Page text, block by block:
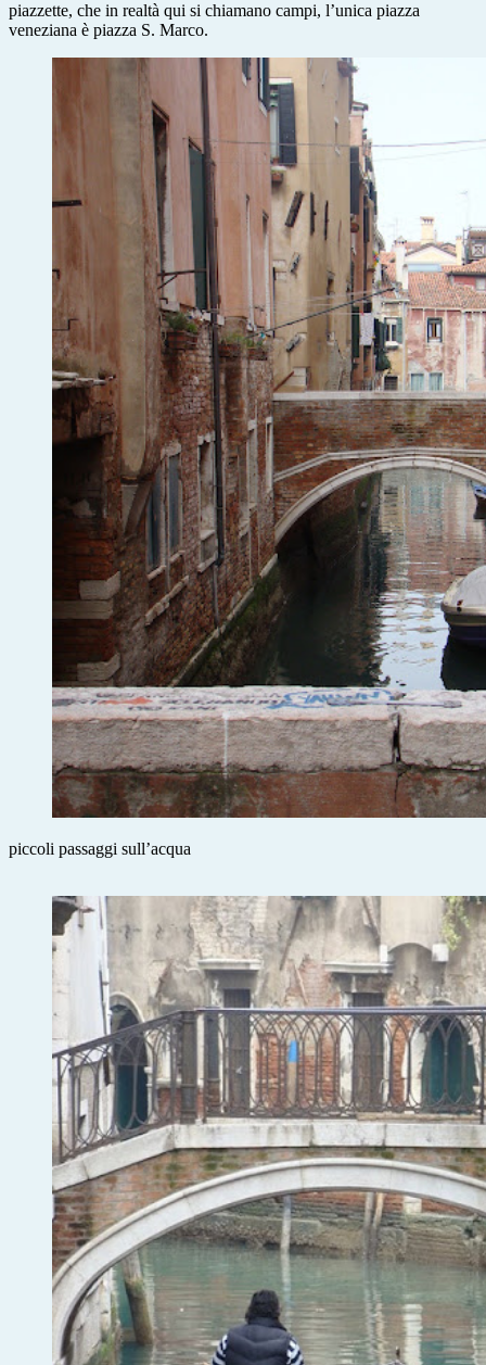
piazzette, che in realtà qui si chiamano campi, l’unica piazza
veneziana è piazza S. Marco.
piccoli passaggi sull’acqua